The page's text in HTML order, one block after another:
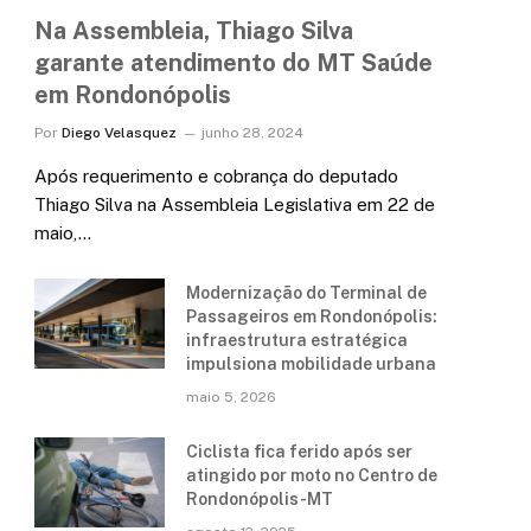
Na Assembleia, Thiago Silva
garante atendimento do MT Saúde
em Rondonópolis
Por Diego Velasquez junho 28, 2024
Após requerimento e cobrança do deputado
Thiago Silva na Assembleia Legislativa em 22 de
maio,…
Modernização do Terminal de
Passageiros em Rondonópolis:
infraestrutura estratégica
impulsiona mobilidade urbana
maio 5, 2026
Ciclista fica ferido após ser
atingido por moto no Centro de
Rondonópolis-MT